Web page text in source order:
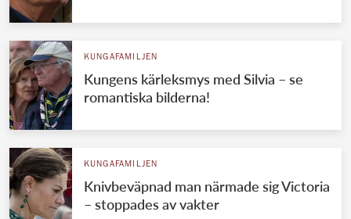
KUNGAFAMILJEN
Kungens kärleksmys med Silvia – se
romantiska bilderna!
KUNGAFAMILJEN
Knivbeväpnad man närmade sig Victoria
– stoppades av vakter